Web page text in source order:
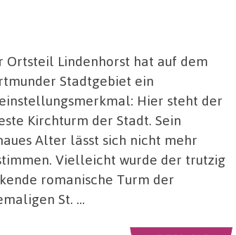
Ortsteil Lindenhorst hat auf dem
Stadtgebiet ein
Hier steht der
Kirchturm der Stadt. Sein
Alter lässt sich nicht mehr
Vielleicht wurde der trutzig
romanische Turm der
St. …